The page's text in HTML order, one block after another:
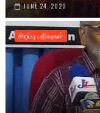
JUNE 24, 2020
சிறப்பு பதிவுகள்